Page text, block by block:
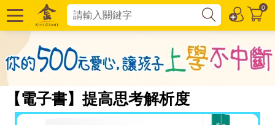
0
【電子書】提高思考解析度